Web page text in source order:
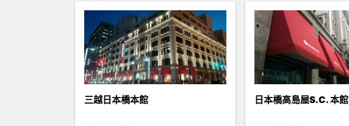
三越日本橋本館 日本橋高島屋S.C. 本館